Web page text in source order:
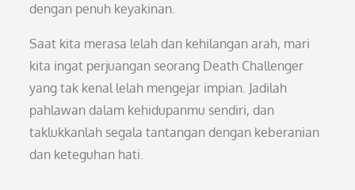
dengan penuh keyakinan.
Saat kita merasa lelah dan kehilangan arah, mari
kita ingat perjuangan seorang Death Challenger
yang tak kenal lelah mengejar impian. Jadilah
pahlawan dalam kehidupanmu sendiri, dan
taklukkanlah segala tantangan dengan keberanian
dan keteguhan hati.